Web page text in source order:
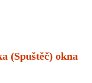
(Spuštěč) okna